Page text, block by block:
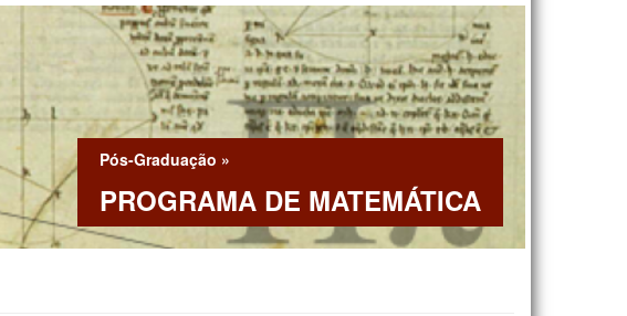
Pós-Graduação »
PROGRAMA DE MATEMÁTICA